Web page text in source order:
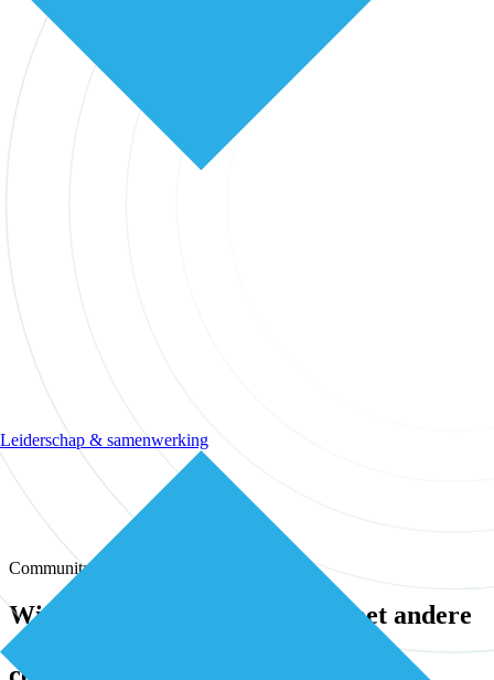
Leiderschap & samenwerking
Community
Wissel kennis en ervaring uit met andere
eerstelijns professionals in onze
community